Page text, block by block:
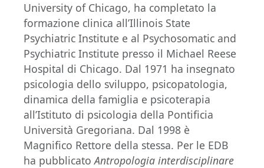
University of Chicago, ha completato la
formazione clinica all’Illinois State
Psychiatric Institute e al Psychosomatic and
Psychiatric Institute presso il Michael Reese
Hospital di Chicago. Dal 1971 ha insegnato
psicologia dello sviluppo, psicopatologia,
dinamica della famiglia e psicoterapia
all’Istituto di psicologia della Pontificia
Università Gregoriana. Dal 1998 è
Magnifico Rettore della stessa. Per le EDB
ha pubblicatoAntropologia interdisciplinare